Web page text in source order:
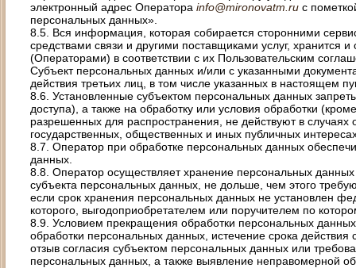
электронный адрес Оператора info@mironovatm.ru с
персональных данных».
8.5. Вся информация, которая собирается сторонними
средствами связи и другими поставщиками услуг, хранится
(Операторами) в соответствии с их Пользовательским
Субъект персональных данных и/или с указанными
действия третьих лиц, в том числе указанных в настоящем
8.6. Установленные субъектом персональных данных
доступа), а также на обработку или условия обработки
разрешенных для распространения, не действуют в
государственных, общественных и иных публичных
8.7. Оператор при обработке персональных данных
данных.
8.8. Оператор осуществляет хранение персональных
субъекта персональных данных, не дольше, чем этого
если срок хранения персональных данных не установлен
которого, выгодоприобретателем или поручителем по
8.9. Условием прекращения обработки персональных
обработки персональных данных, истечение срока
отзыв согласия субъектом персональных данных или
персональных данных, а также выявление неправомерной